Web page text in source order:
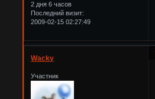
2 дня 6 часов
Последний визит:
2009-02-15 02:27:49
Wacky
Участник